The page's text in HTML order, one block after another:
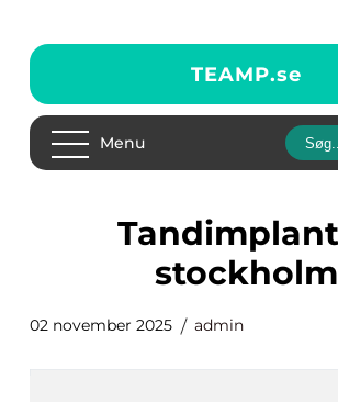
TEAMP.se
Menu
tandimplantat
stockholm
02 november 2025 admin